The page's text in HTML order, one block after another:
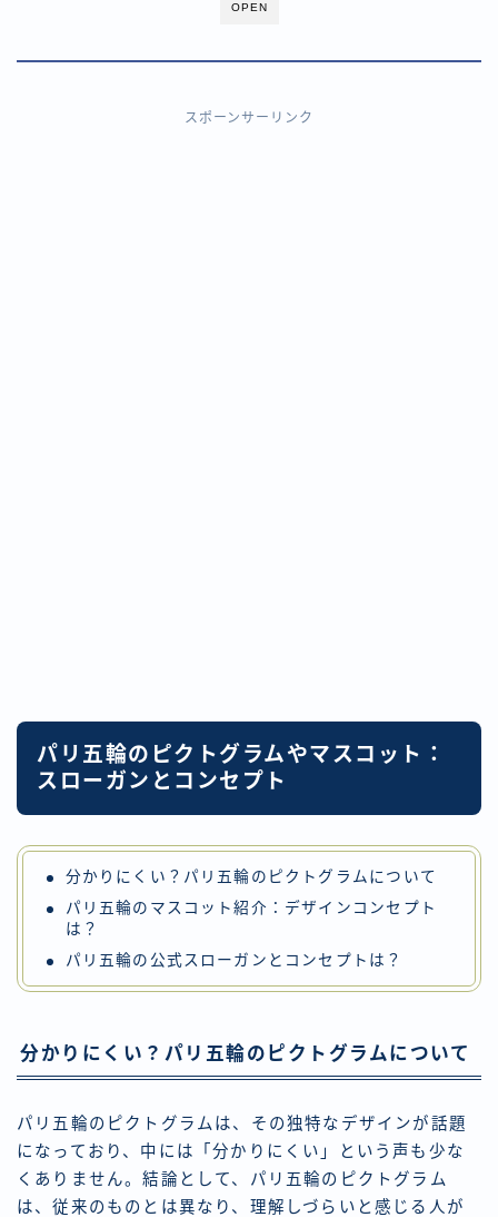
OPEN
スポーンサーリンク
パリ五輪のピクトグラムやマスコット：
スローガンとコンセプト
分かりにくい？パリ五輪のピクトグラムについて
パリ五輪のマスコット紹介：デザインコンセプト
は？
パリ五輪の公式スローガンとコンセプトは？
分かりにくい？パリ五輪のピクトグラムについて
パリ五輪のピクトグラムは、その独特なデザインが話題
になっており、中には「分かりにくい」という声も少な
くありません。結論として、パリ五輪のピクトグラム
は、従来のものとは異なり、理解しづらいと感じる人が